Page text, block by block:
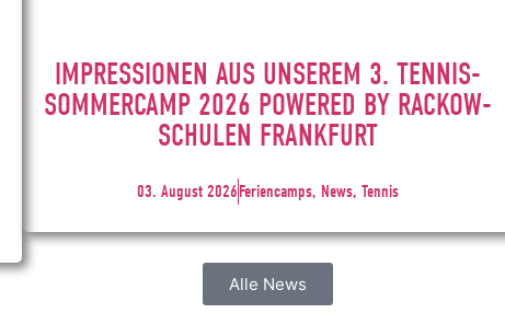
IMPRESSIONEN AUS UNSEREM 3. TENNIS-
SOMMERCAMP 2026 POWERED BY RACKOW-
SCHULEN FRANKFURT
03. August 2026Feriencamps, News, Tennis
Alle News